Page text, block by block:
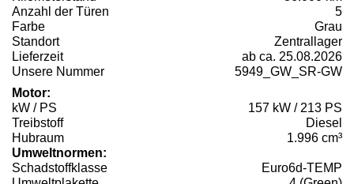
Anzahl der Türen
5
Farbe
Grau
Standort
Zentrallager
Lieferzeit
ab ca. 25.08.2026
Unsere Nummer
5949_GW_SR-GW
Motor:
kW / PS
157 kW / 213 PS
Treibstoff
Diesel
Hubraum
1.996 cm³
Umweltnormen:
Schadstoffklasse
Euro6d-TEMP